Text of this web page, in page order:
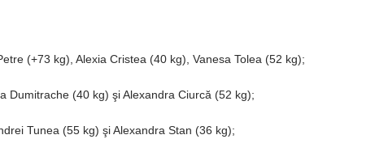
(+73 kg), Alexia Cristea (40 kg), Vanesa Tolea (52 kg);
Dumitrache (40 kg) şi Alexandra Ciurcă (52 kg);
Tunea (55 kg) şi Alexandra Stan (36 kg);